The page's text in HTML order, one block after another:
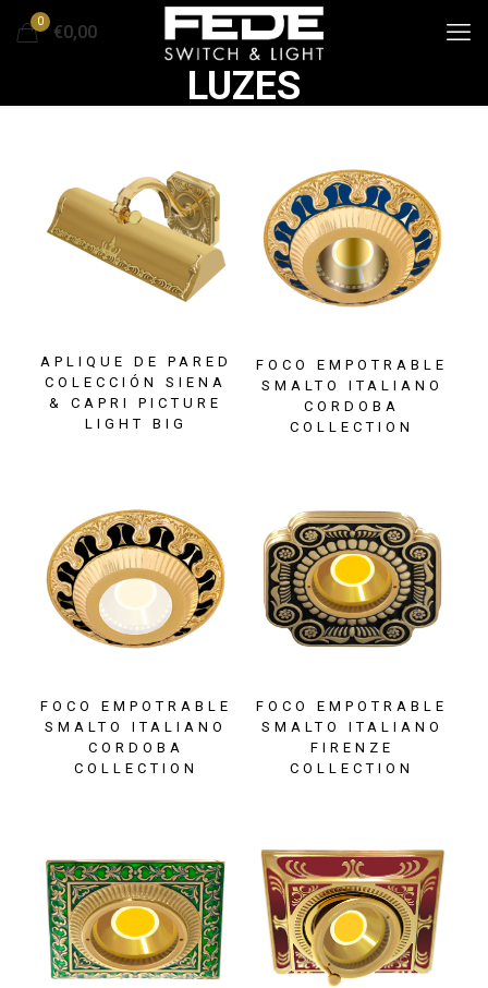
0
€0,00
LUZES
APLIQUE DE PARED
COLECCIÓN SIENA
& CAPRI PICTURE
LIGHT BIG
FOCO EMPOTRABLE
SMALTO ITALIANO
CORDOBA
COLLECTION
FOCO EMPOTRABLE
SMALTO ITALIANO
CORDOBA
COLLECTION
FOCO EMPOTRABLE
SMALTO ITALIANO
FIRENZE
COLLECTION